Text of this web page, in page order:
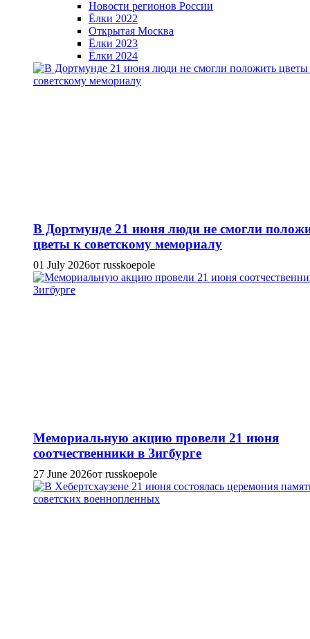
Новости регионов России
Ёлки 2022
Открытая Москва
Ёлки 2023
Ёлки 2024
В Дортмунде 21 июня люди не смогли
цветы к советскому мемориалу
01 July 2026от russkoepole
Мемориальную акцию провели 21 июня
соотчественники в Зигбурге
27 June 2026от russkoepole